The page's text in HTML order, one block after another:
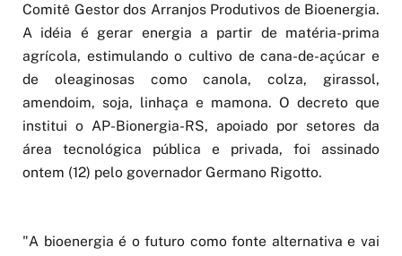
Comitê Gestor dos Arranjos Produtivos de Bioenergia.
A idéia é gerar energia a partir de matéria-prima
agrícola, estimulando o cultivo de cana-de-açúcar e
de oleaginosas como canola, colza, girassol,
amendoim, soja, linhaça e mamona. O decreto que
institui o AP-Bionergia-RS, apoiado por setores da
área tecnológica pública e privada, foi assinado
ontem (12) pelo governador Germano Rigotto.
"A bioenergia é o futuro como fonte alternativa e vai